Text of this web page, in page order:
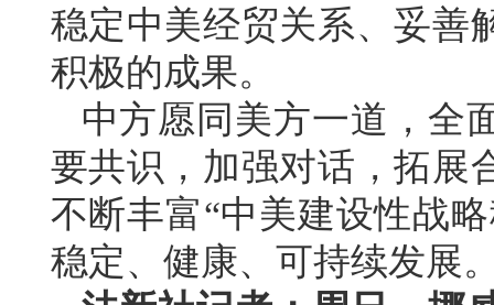
稳定中美经贸关系、妥善
积极的成果。
中方愿同美方一道，全
要共识，加强对话，拓展
不断丰富“中美建设性战
稳定、健康、可持续发展